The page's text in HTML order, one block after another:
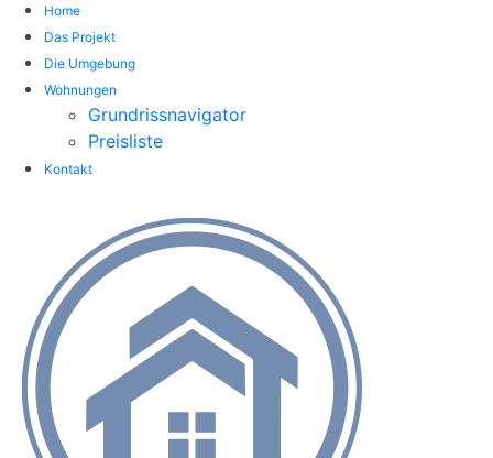
Home
Das Projekt
Die Umgebung
Wohnungen
Grundrissnavigator
Preisliste
Kontakt